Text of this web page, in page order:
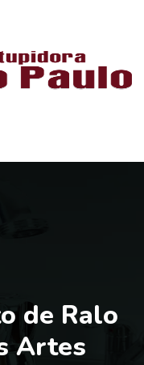
de Ralo
Artes